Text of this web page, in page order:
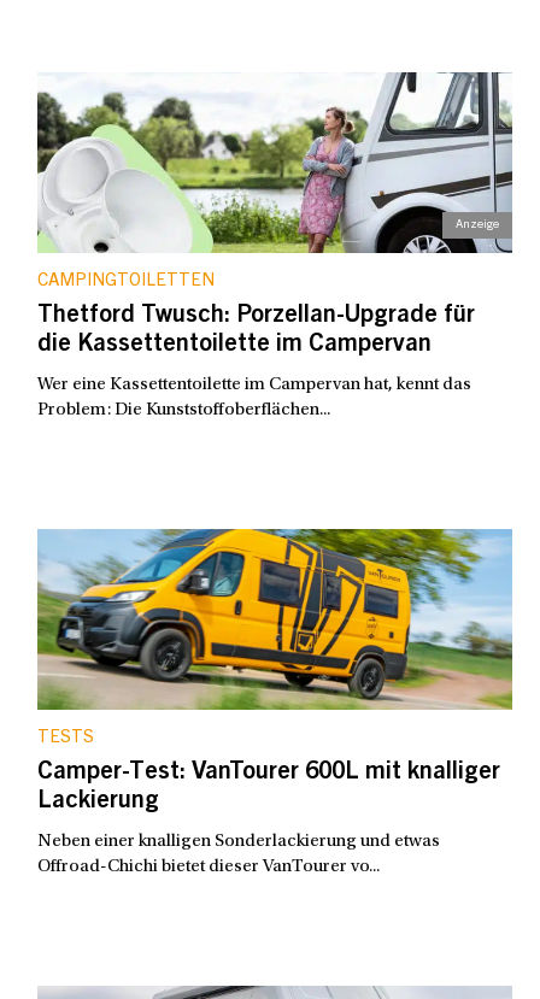
CAMPINGTOILETTEN
Thetford Twusch: Porzellan-Upgrade für
die Kassettentoilette im Campervan
Wer eine Kassettentoilette im Campervan hat, kennt das
Problem: Die Kunststoffoberflächen...
TESTS
Camper-Test: VanTourer 600L mit knalliger
Lackierung
Neben einer knalligen Sonderlackierung und etwas
Offroad-Chichi bietet dieser VanTourer vo...